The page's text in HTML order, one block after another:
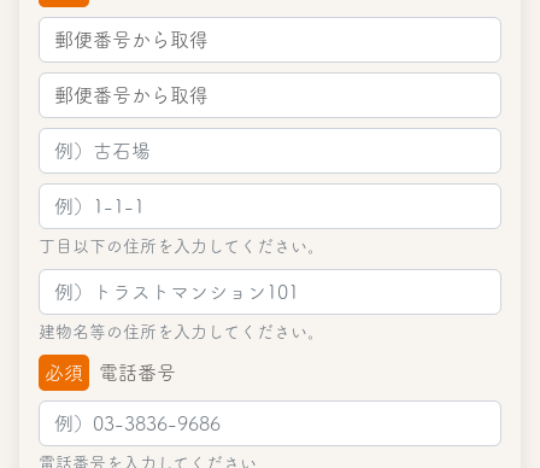
丁目以下の住所を入力してください。
建物名等の住所を入力してください。
必須 電話番号
電話番号を入力してください